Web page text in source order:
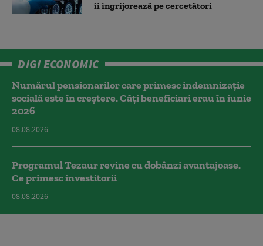
îi îngrijorează pe cercetători
DIGI ECONOMIC
Numărul pensionarilor care primesc indemnizaţie
socială este în creștere. Câți beneficiari erau în iunie
2026
08.08.2026
Programul Tezaur revine cu dobânzi avantajoase.
Ce primesc investitorii
08.08.2026